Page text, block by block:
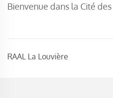
RAAL La Louvière
Bienvenue dans la Cité des